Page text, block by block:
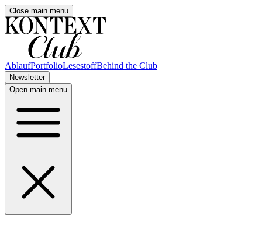
Close main menu
AblaufPortfolioLesestoffBehind the Club
Newsletter
Open main menu